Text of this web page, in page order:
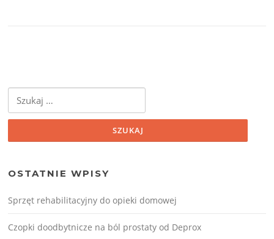
OSTATNIE WPISY
Sprzęt rehabilitacyjny do opieki domowej
Czopki doodbytnicze na ból prostaty od Deprox